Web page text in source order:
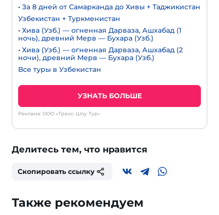
• За 8 дней от Самарканда до Хивы + Таджикистан
Узбекистан + Туркменистан
• Хива (Узб.) — огненная Дарваза, Ашхабад (1
ночь), древний Мерв — Бухара (Узб.)
• Хива (Узб.) — огненная Дарваза, Ашхабад (2
ночи), древний Мерв — Бухара (Узб.)
Все туры в Узбекистан
УЗНАТЬ БОЛЬШЕ
Реклама: ООО «Транс-Шоу Тур»
Делитесь тем, что нравится
Скопировать ссылку
Также рекомендуем